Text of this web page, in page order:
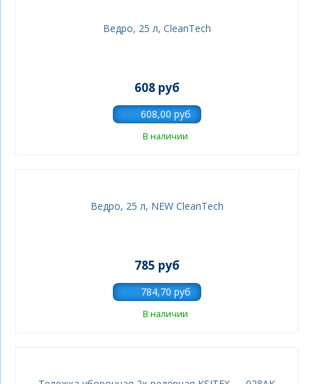
Ведро, 25 л, CleanTech
608 руб
В наличии
Ведро, 25 л, NEW CleanTech
785 руб
В наличии